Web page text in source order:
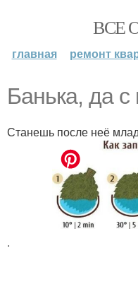
ВСЕ
главная ремонт
Бaнькa, дa c
Станешь после неё
.